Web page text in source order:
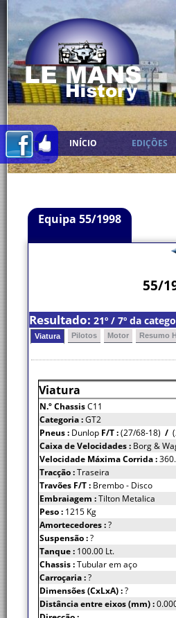
INÍCIO EDIÇÕES
Equipa 55/1998
55/
Resultado: 21º / 7º da
Viatura Pilotos Motor Resumo
Viatura
N.º ChassisC11
Categoria :GT2
Pneus : Dunlop F/T :(27/68-18) /
Caixa de Velocidades : Borg &
Velocidade Máxima Corrida :
Tracção :Traseira
Travões F/T : Brembo - Disco
Embraiagem :Tilton Metalica
Peso : 1215 Kg
Amortecedores :?
Suspensão :?
Tanque : 100.00 Lt.
Chassis :Tubular em aço
Carroçaria :?
Dimensões (CxLxA) :?
Distância entre eixos (mm) :